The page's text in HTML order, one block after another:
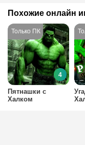
Похожие онлайн
Пятнашки с
Халком
4